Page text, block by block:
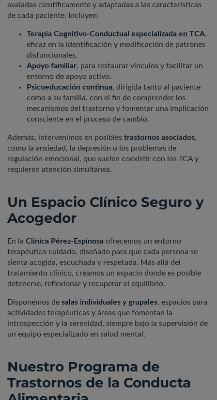
avaladas científicamente y adaptadas a las características
de cada paciente. Incluyen:
Terapia Cognitivo-Conductual especializada en TCA,
eficaz en la identificación y modificación de patrones
disfuncionales.
Apoyo familiar, para restaurar vínculos y facilitar un
entorno de apoyo activo.
Psicoeducación continua, dirigida tanto al paciente
como a su familia, con el fin de comprender los
mecanismos del trastorno y fomentar una implicación
consciente en el proceso de cambio.
Además, intervenimos en posibles trastornos asociados,
como la ansiedad, la depresión o los problemas de
regulación emocional, que suelen coexistir con los TCA y
requieren atención simultánea.
Un Espacio Clínico Seguro y
Acogedor
En la Clínica Pérez-Espinosa ofrecemos un entorno
terapéutico cuidado, diseñado para que cada persona se
sienta acogida, escuchada y respetada. Más allá del
tratamiento clínico, creamos un espacio donde es posible
detenerse, reflexionar y recuperar el equilibrio.
Disponemos de salas individuales y grupales, espacios para
actividades terapéuticas y áreas que fomentan la
introspección y la serenidad, siempre bajo la supervisión de
un equipo especializado en salud mental.
Nuestro Programa de
Trastornos de la Conducta